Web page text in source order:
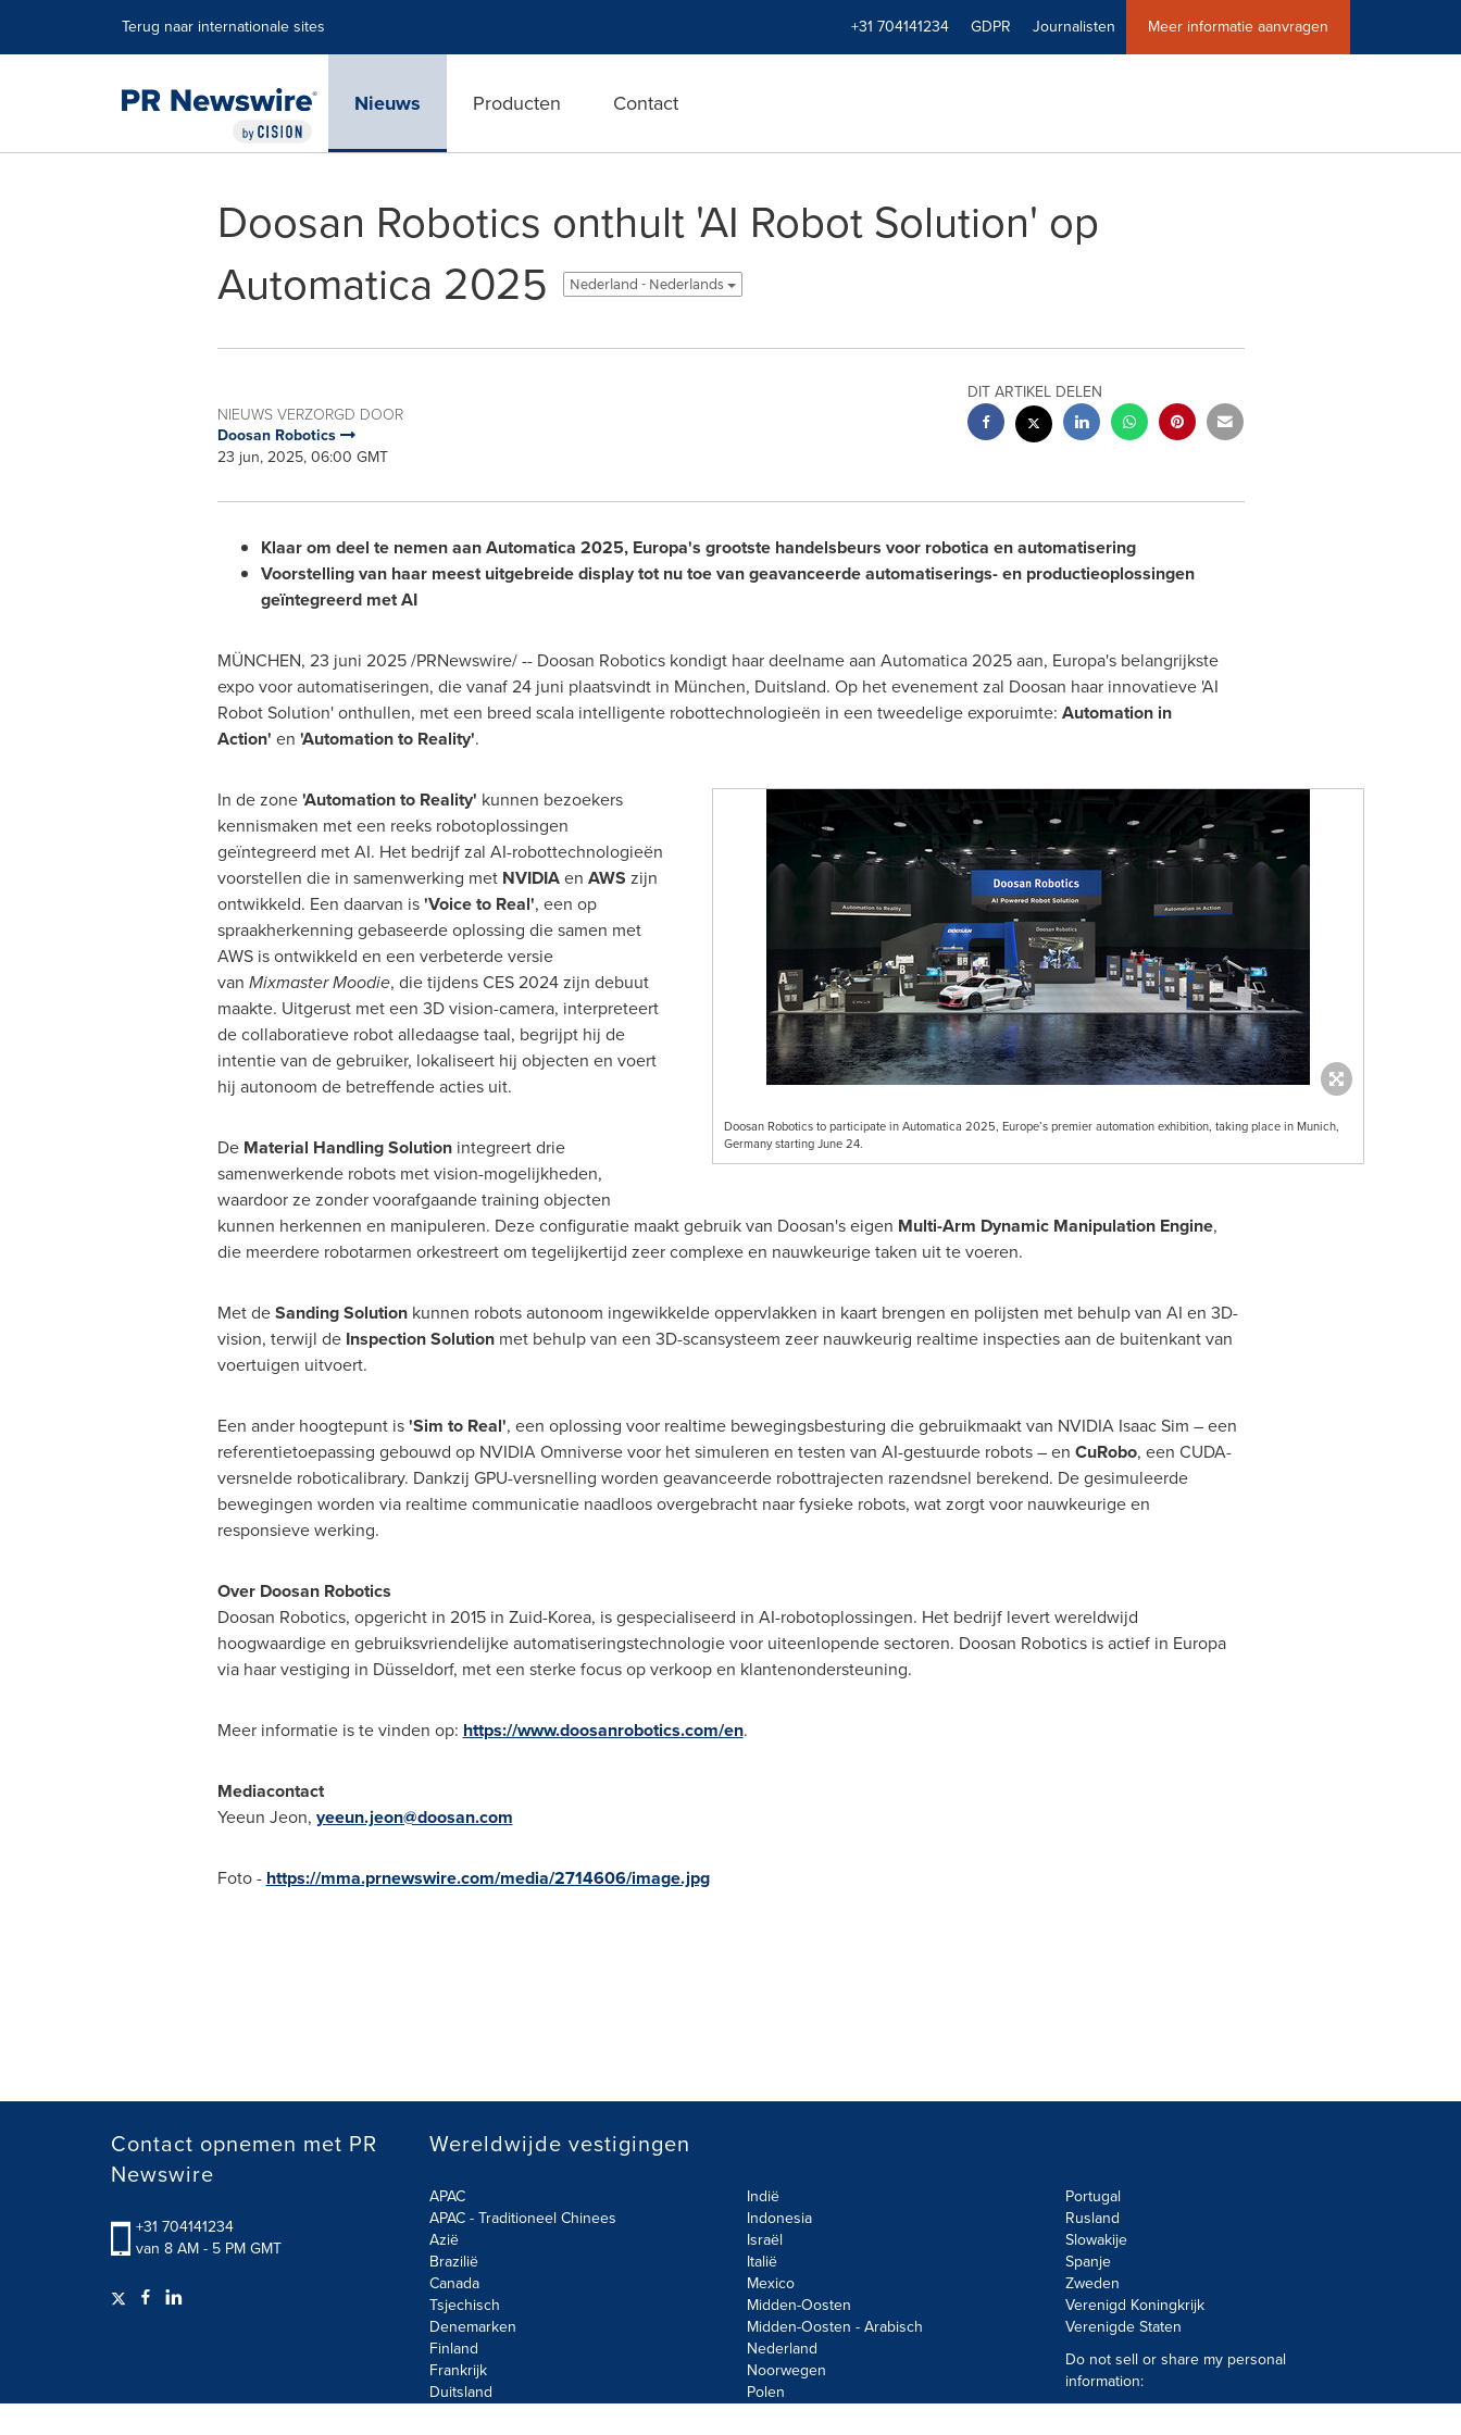
Terug naar internationale sites +31 704141234 GDPR Journalisten Meer informatie aanvragen
Nieuws Producten Contact
Doosan Robotics onthult 'AI Robot Solution' op
Automatica 2025
Nederland - Nederlands
NIEUWS VERZORGD DOOR
Doosan Robotics
23 jun, 2025, 06:00 GMT
DIT ARTIKEL DELEN
Klaar om deel te nemen aan Automatica 2025, Europa's grootste handelsbeurs voor robotica en automatisering
Voorstelling van haar meest uitgebreide display tot nu toe van geavanceerde automatiserings- en productieoplossingen
geïntegreerd met AI
MÜNCHEN, 23 juni 2025/PRNewswire/ -- Doosan Robotics kondigt haar deelname aan Automatica 2025 aan, Europa's belangrijkste
expo voor automatiseringen, die vanaf 24 juni plaatsvindt in München, Duitsland. Op het evenement zal Doosan haar innovatieve 'AI
Robot Solution' onthullen, met een breed scala intelligente robottechnologieën in een tweedelige exporuimte: Automation in
Action' en 'Automation to Reality'.
Doosan Robotics to participate in Automatica 2025, Europe’s premier automation exhibition, taking place in Munich,
Germany starting June 24.
In de zone'Automation to Reality' kunnen bezoekers
kennismaken met een reeks robotoplossingen
geïntegreerd met AI. Het bedrijf zal AI-robottechnologieën
voorstellen die in samenwerking met NVIDIAen AWS zijn
ontwikkeld. Een daarvan is'Voice to Real', een op
spraakherkenning gebaseerde oplossing die samen met
AWS is ontwikkeld en een verbeterde versie
van Mixmaster Moodie, die tijdens CES 2024 zijn debuut
maakte. Uitgerust met een 3D vision-camera, interpreteert
de collaboratieve robot alledaagse taal, begrijpt hij de
intentie van de gebruiker, lokaliseert hij objecten en voert
hij autonoom de betreffende acties uit.
De Material Handling Solutionintegreert drie
samenwerkende robots met vision-mogelijkheden,
waardoor ze zonder voorafgaande training objecten
kunnen herkennen en manipuleren. Deze configuratie maakt gebruik van Doosan's eigen Multi-Arm Dynamic Manipulation Engine,
die meerdere robotarmen orkestreert om tegelijkertijd zeer complexe en nauwkeurige taken uit te voeren.
Met deSanding Solutionkunnen robots autonoom ingewikkelde oppervlakken in kaart brengen en polijsten met behulp van AI en 3D-
vision, terwijl de Inspection Solutionmet behulp van een 3D-scansysteem zeer nauwkeurig realtime inspecties aan de buitenkant van
voertuigen uitvoert.
Een ander hoogtepunt is'Sim to Real', een oplossing voor realtime bewegingsbesturing die gebruikmaakt van NVIDIA Isaac Sim – een
referentietoepassing gebouwd op NVIDIA Omniverse voor het simuleren en testen van AI-gestuurde robots – en CuRobo, een CUDA-
versnelde roboticalibrary. Dankzij GPU-versnelling worden geavanceerde robottrajecten razendsnel berekend. De gesimuleerde
bewegingen worden via realtime communicatie naadloos overgebracht naar fysieke robots, wat zorgt voor nauwkeurige en
responsieve werking.
Over Doosan Robotics
Doosan Robotics, opgericht in 2015 in Zuid-Korea, is gespecialiseerd in AI-robotoplossingen. Het bedrijf levert wereldwijd
hoogwaardige en gebruiksvriendelijke automatiseringstechnologie voor uiteenlopende sectoren. Doosan Robotics is actief in Europa
via haar vestiging in Düsseldorf, met een sterke focus op verkoop en klantenondersteuning.
Meer informatie is te vinden op: https://www.doosanrobotics.com/en.
Mediacontact
Yeeun Jeon, yeeun.jeon@doosan.com
Foto - https://mma.prnewswire.com/media/2714606/image.jpg
Contact opnemen met PR
Newswire
+31 704141234
van 8 AM - 5 PM GMT
Wereldwijde vestigingen
APAC
APAC - Traditioneel Chinees
Azië
Brazilië
Canada
Tsjechisch
Denemarken
Finland
Frankrijk
Duitsland
Indië
Indonesia
Israël
Italië
Mexico
Midden-Oosten
Midden-Oosten - Arabisch
Nederland
Noorwegen
Polen
Portugal
Rusland
Slowakije
Spanje
Zweden
Verenigd Koningkrijk
Verenigde Staten
Do not sell or share my personal
information: